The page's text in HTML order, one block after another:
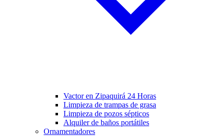
Vactor en Zipaquirá 24 Horas
Limpieza de trampas de grasa
Limpieza de pozos sépticos
Alquiler de baños portátiles
Ornamentadores